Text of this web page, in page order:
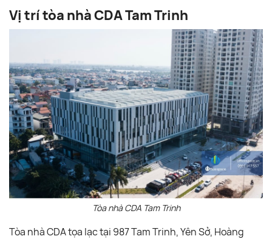
Vị trí tòa nhà CDA Tam Trinh
Tòa nhà CDA Tam Trinh
Tòa nhà CDA tọa lạc tại 987 Tam Trinh, Yên Sở, Hoàng